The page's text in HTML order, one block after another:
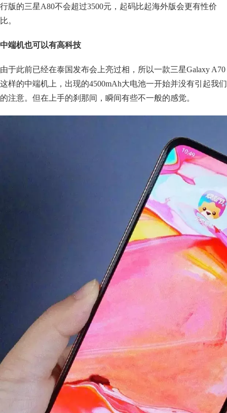
行版的三星A80不会超过3500元，起码比起海外版会更有性价
比。
中端机也可以有高科技
由于此前已经在泰国发布会上亮过相，所以一款三星Galaxy A70
这样的中端机上，出现的4500mAh大电池一开始并没有引起我们
的注意。但在上手的刹那间，瞬间有些不一般的感觉。